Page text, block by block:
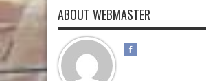
ABOUT WEBMASTER